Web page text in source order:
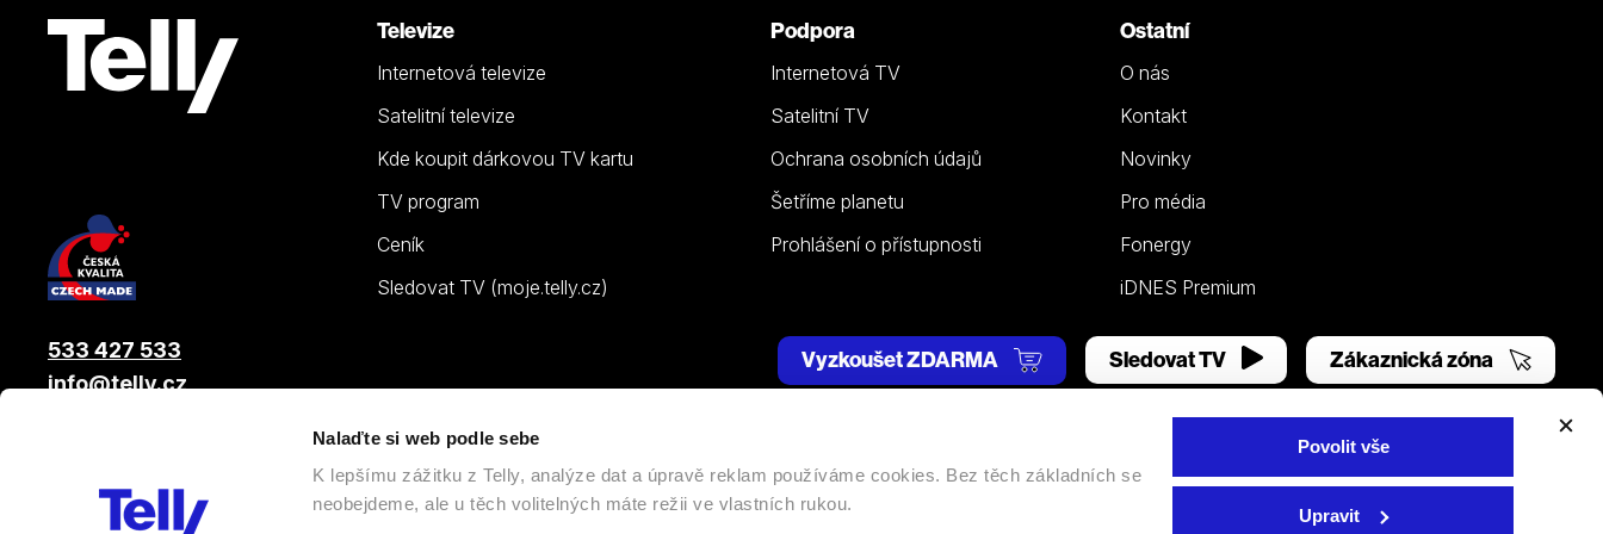
Nalaďte si web podle sebe
K lepšímu zážitku z Telly, analýze dat a úpravě reklam používáme cookies. Bez těch základních se
neobejdeme, ale u těch volitelných máte režii ve vlastních rukou.
Povolit vše
Upravit
Televize
Internetová televize
Satelitní televize
Kde koupit dárkovou TV kartu
TV program
Ceník
Sledovat TV (moje.telly.cz)
Podpora
Internetová TV
Satelitní TV
Ochrana osobních údajů
Šetříme planetu
Prohlášení o přístupnosti
Ostatní
O nás
Kontakt
Novinky
Pro média
Fonergy
iDNES Premium
533 427 533
info@telly.cz
Vyzkoušet ZDARMA Sledovat TV Zákaznická zóna
, člen skupiny LAMA ENERGY GROUP | Všechna práva vyhrazena. |Nastavení cookies